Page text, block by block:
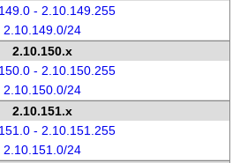
- 2.10.149.255
2.10.149.0/24
2.10.150.x
- 2.10.150.255
2.10.150.0/24
2.10.151.x
- 2.10.151.255
2.10.151.0/24